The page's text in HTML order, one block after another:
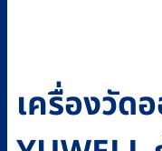
เครื่องวัด